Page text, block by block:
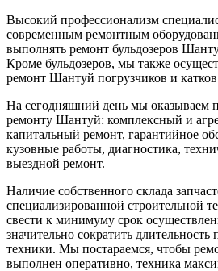
Высокий профессионализм
современным ремонтным
выполнять ремонт бульдозеров
Кроме бульдозеров, мы также
ремонт Шантуй погрузчиков и
На сегодняшний день мы оказываем
ремонту Шантуй: комплексный и
капитальный ремонт, гарантийное
кузовные работы, диагностика,
выездной ремонт.
Наличие собственного склада
специализированной строительной
свести к минимуму срок
значительно сократить длительность
техники. Мы постараемся, чтобы
выполнен оперативно, техника